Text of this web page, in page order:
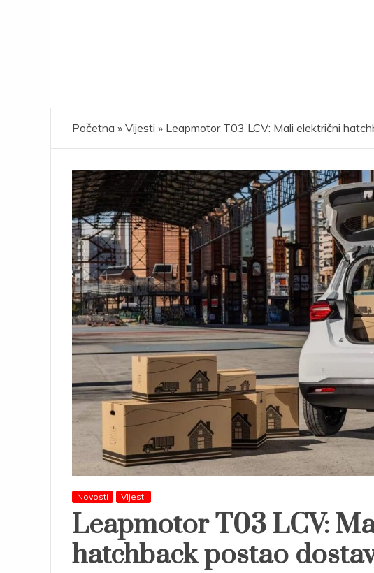
Početna » Vijesti » Leapmotor T03 LCV: Mali električni
Novosti Vijesti
Leapmotor T03 LCV:
hatchback postao